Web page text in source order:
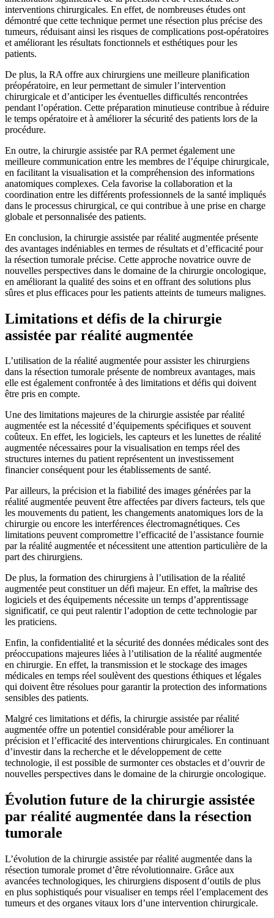
interventions chirurgicales. En effet, de nombreuses études ont
démontré que cette technique permet une résection plus précise des
tumeurs, réduisant ainsi les risques de complications post-opératoires
et améliorant les résultats fonctionnels et esthétiques pour les
patients.
De plus, la RA offre aux chirurgiens une meilleure planification
préopératoire, en leur permettant de simuler l’intervention
chirurgicale et d’anticiper les éventuelles difficultés rencontrées
pendant l’opération. Cette préparation minutieuse contribue à réduire
le temps opératoire et à améliorer la sécurité des patients lors de la
procédure.
En outre, la chirurgie assistée par RA permet également une
meilleure communication entre les membres de l’équipe chirurgicale,
en facilitant la visualisation et la compréhension des informations
anatomiques complexes. Cela favorise la collaboration et la
coordination entre les différents professionnels de la santé impliqués
dans le processus chirurgical, ce qui contribue à une prise en charge
globale et personnalisée des patients.
En conclusion, la chirurgie assistée par réalité augmentée présente
des avantages indéniables en termes de résultats et d’efficacité pour
la résection tumorale précise. Cette approche novatrice ouvre de
nouvelles perspectives dans le domaine de la chirurgie oncologique,
en améliorant la qualité des soins et en offrant des solutions plus
sûres et plus efficaces pour les patients atteints de tumeurs malignes.
Limitations et défis de la chirurgie
assistée par réalité augmentée
L’utilisation de la réalité augmentée pour assister les chirurgiens
dans la résection tumorale présente de nombreux avantages, mais
elle est également confrontée à des limitations et défis qui doivent
être pris en compte.
Une des limitations majeures de la chirurgie assistée par réalité
augmentée est la nécessité d’équipements spécifiques et souvent
coûteux. En effet, les logiciels, les capteurs et les lunettes de réalité
augmentée nécessaires pour la visualisation en temps réel des
structures internes du patient représentent un investissement
financier conséquent pour les établissements de santé.
Par ailleurs, la précision et la fiabilité des images générées par la
réalité augmentée peuvent être affectées par divers facteurs, tels que
les mouvements du patient, les changements anatomiques lors de la
chirurgie ou encore les interférences électromagnétiques. Ces
limitations peuvent compromettre l’efficacité de l’assistance fournie
par la réalité augmentée et nécessitent une attention particulière de la
part des chirurgiens.
De plus, la formation des chirurgiens à l’utilisation de la réalité
augmentée peut constituer un défi majeur. En effet, la maîtrise des
logiciels et des équipements nécessite un temps d’apprentissage
significatif, ce qui peut ralentir l’adoption de cette technologie par
les praticiens.
Enfin, la confidentialité et la sécurité des données médicales sont des
préoccupations majeures liées à l’utilisation de la réalité augmentée
en chirurgie. En effet, la transmission et le stockage des images
médicales en temps réel soulèvent des questions éthiques et légales
qui doivent être résolues pour garantir la protection des informations
sensibles des patients.
Malgré ces limitations et défis, la chirurgie assistée par réalité
augmentée offre un potentiel considérable pour améliorer la
précision et l’efficacité des interventions chirurgicales. En continuant
d’investir dans la recherche et le développement de cette
technologie, il est possible de surmonter ces obstacles et d’ouvrir de
nouvelles perspectives dans le domaine de la chirurgie oncologique.
Évolution future de la chirurgie assistée
par réalité augmentée dans la résection
tumorale
L’évolution de la chirurgie assistée par réalité augmentée dans la
résection tumorale promet d’être révolutionnaire. Grâce aux
avancées technologiques, les chirurgiens disposent d’outils de plus
en plus sophistiqués pour visualiser en temps réel l’emplacement des
tumeurs et des organes vitaux lors d’une intervention chirurgicale.